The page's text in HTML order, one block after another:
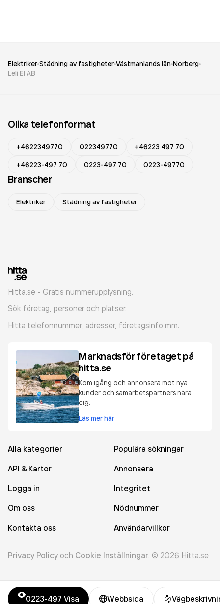
0223-497 Visa Webbsida
Elektriker Städning av fastigheter Västmanlands län Norberg
Leli El AB
Olika telefonformat
+4622349770 022349770
+46223 497 70
+46223-497 70
0223-497 70 0223-49770
Branscher
Elektriker Städning av fastigheter
Hitta.se - Gratis nummerupplysning.
Sök företag, personer och platser.
Hitta telefonnummer, adresser, företagsinfo mm.
Marknadsför företaget på
hitta.se
Kom igång och annonsera mot nya
kunder och samarbetspartners nära
dig.
Läs mer här
Alla kategorier
Populära sökningar
API & Kartor
Annonsera
Logga in
Integritet
Om oss
Nödnummer
Kontakta oss
Användarvillkor
Privacy Policy och Cookie Inställningar. © 2026 Hitta.se